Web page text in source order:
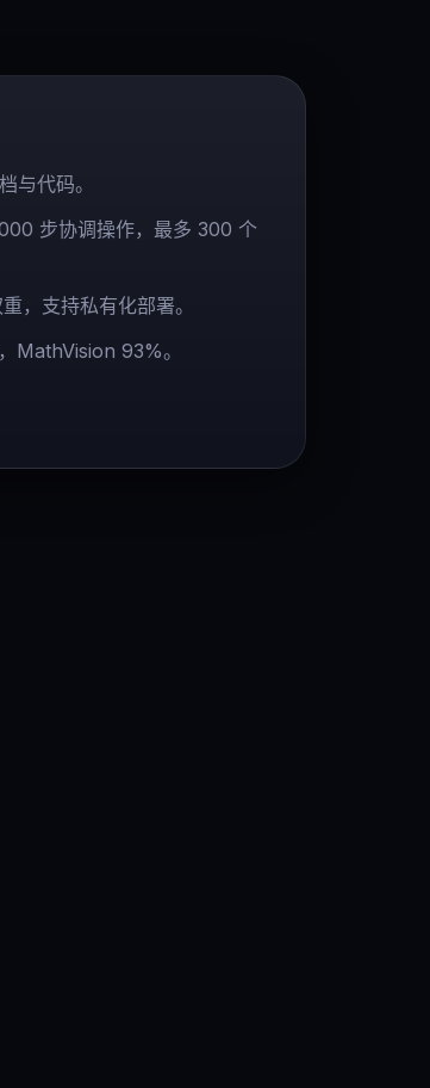
代码。
步协调操作，最多 300 个
支持私有化部署。
93%。